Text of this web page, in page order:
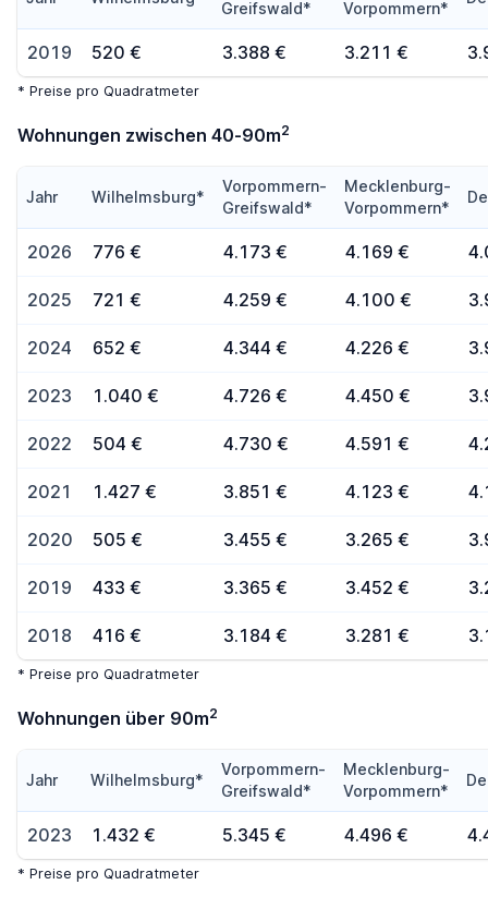
Greifswald*
Vorpommern*
2019 520 € 3.388 € 3.211 €
* Preise pro Quadratmeter
Wohnungen zwischen 40-90m2
Jahr Wilhelmsburg*
Vorpommern-
Greifswald*
Mecklenburg-
Vorpommern*
2026 776 € 4.173 € 4.169 €
2025 721 € 4.259 € 4.100 €
2024 652 € 4.344 € 4.226 €
2023 1.040 € 4.726 € 4.450 €
2022 504 € 4.730 € 4.591 €
2021 1.427 € 3.851 € 4.123 €
2020 505 € 3.455 € 3.265 €
2019 433 € 3.365 € 3.452 €
2018 416 € 3.184 € 3.281 €
* Preise pro Quadratmeter
Wohnungen über 90m2
Jahr Wilhelmsburg*
Vorpommern-
Greifswald*
Mecklenburg-
Vorpommern*
2023 1.432 € 5.345 € 4.496 €
* Preise pro Quadratmeter